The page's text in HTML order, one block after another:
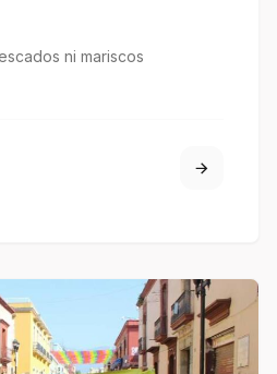
ni mariscos